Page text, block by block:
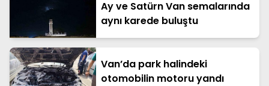
Ay ve Satürn Van semalarında
aynı karede buluştu
Van’da park halindeki
otomobilin motoru yandı